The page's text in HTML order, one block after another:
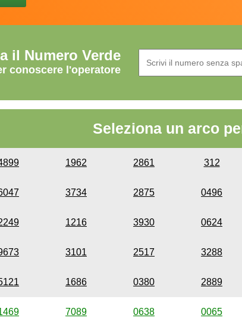
il Numero Verde
conoscere l'operatore
Seleziona un arco
1962 2861 312
3734 2875 0496
1216 3930 0624
3101 2517 3288
1686 0380 2889
7089 0638 0065